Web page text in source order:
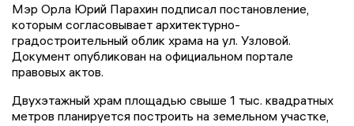
Мэр Орла Юрий Парахин подписал постановление,
которым согласовывает архитектурно-
градостроительный облик храма на ул. Узловой.
Документ опубликован на официальном портале
правовых актов.
Двухэтажный храм площадью свыше 1 тыс. квадратных
метров планируется построить на земельном участке,